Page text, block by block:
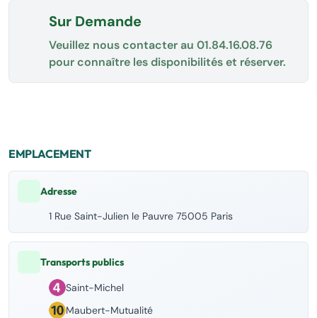
Sur Demande
Veuillez nous contacter au 01.84.16.08.76
pour connaître les disponibilités et réserver.
EMPLACEMENT
Adresse
1 Rue Saint-Julien le Pauvre 75005 Paris
Transports publics
Saint-Michel
Maubert-Mutualité